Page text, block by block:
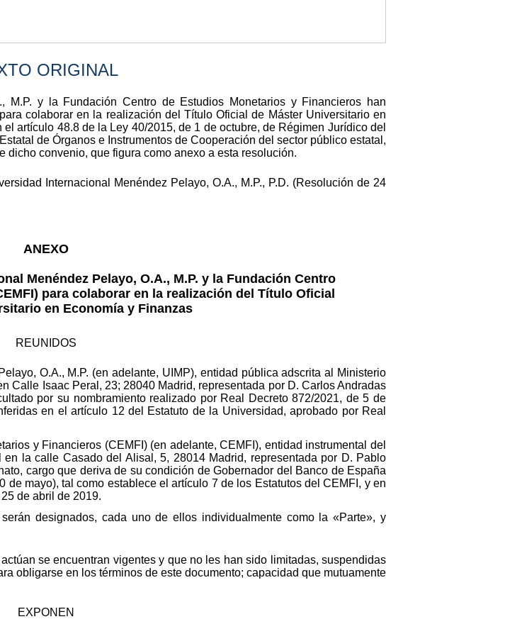
ORIGINAL
M.P. y la Fundación Centro de Estudios Monetarios y Financieros han
colaborar en la realización del Título Oficial de Máster Universitario en
artículo 48.8 de la Ley 40/2015, de 1 de octubre, de Régimen Jurídico del
de Órganos e Instrumentos de Cooperación del sector público estatal,
convenio, que figura como anexo a esta resolución.
Internacional Menéndez Pelayo, O.A., M.P., P.D. (Resolución de 24
ANEXO
Menéndez Pelayo, O.A., M.P. y la Fundación Centro
para colaborar en la realización del Título Oficial
en Economía y Finanzas
REUNIDOS
O.A., M.P. (en adelante, UIMP), entidad pública adscrita al Ministerio
Calle Isaac Peral, 23; 28040 Madrid, representada por D. Carlos Andradas
por su nombramiento realizado por Real Decreto 872/2021, de 5 de
en el artículo 12 del Estatuto de la Universidad, aprobado por Real
y Financieros (CEMFI) (en adelante, CEMFI), entidad instrumental del
la calle Casado del Alisal, 5, 28014 Madrid, representada por D. Pablo
cargo que deriva de su condición de Gobernador del Banco de España
mayo), tal como establece el artículo 7 de los Estatutos del CEMFI, y en
de abril de 2019.
designados, cada uno de ellos individualmente como la «Parte», y
se encuentran vigentes y que no les han sido limitadas, suspendidas
obligarse en los términos de este documento; capacidad que mutuamente
EXPONEN